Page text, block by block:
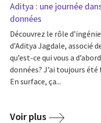
Aditya : une journée
données
Découvrez le rôle
d’Aditya Jagdale, associé
qu’est-ce qui vous a
données? J’ai toujours
En surface, ça...
Voir plus